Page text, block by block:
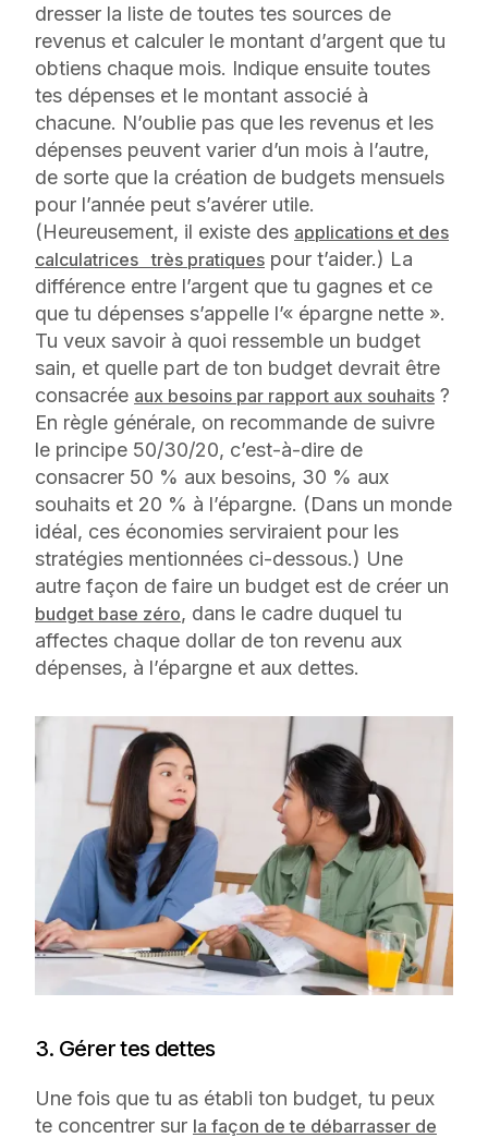
dresser la liste de toutes tes sources de
revenus et calculer le montant d’argent que tu
obtiens chaque mois. Indique ensuite toutes
tes dépenses et le montant associé à
chacune. N’oublie pas que les revenus et les
dépenses peuvent varier d’un mois à l’autre,
de sorte que la création de budgets mensuels
pour l’année peut s’avérer utile.
(Heureusement, il existe des applications et des
calculatrices très pratiques pour t’aider.) La
différence entre l’argent que tu gagnes et ce
que tu dépenses s’appelle l’« épargne nette ».
Tu veux savoir à quoi ressemble un budget
sain, et quelle part de ton budget devrait être
consacrée aux besoins par rapport aux souhaits ?
En règle générale, on recommande de suivre
le principe 50/30/20, c’est-à-dire de
consacrer 50 % aux besoins, 30 % aux
souhaits et 20 % à l’épargne. (Dans un monde
idéal, ces économies serviraient pour les
stratégies mentionnées ci-dessous.) Une
autre façon de faire un budget est de créer un
budget base zéro, dans le cadre duquel tu
affectes chaque dollar de ton revenu aux
dépenses, à l’épargne et aux dettes.
3. Gérer tes dettes
Une fois que tu as établi ton budget, tu peux
te concentrer sur la façon de te débarrasser de